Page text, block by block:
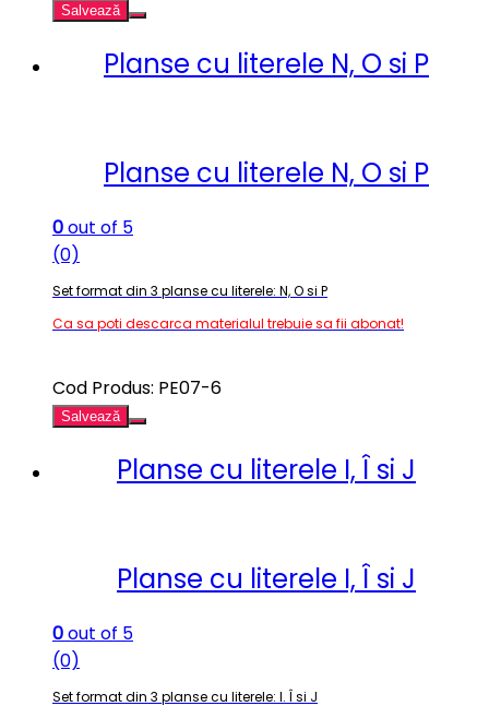
Salvează
Planse cu literele N, O si P
Planse cu literele N, O si P
0out of 5
(0)
Set format din 3 planse cu literele: N, O si P
Ca sa poti descarca materialul trebuie sa fii abonat!
Cod Produs: PE07-6
Salvează
Planse cu literele I, Î si J
Planse cu literele I, Î si J
0out of 5
(0)
Set format din 3 planse cu literele: I. Î si J